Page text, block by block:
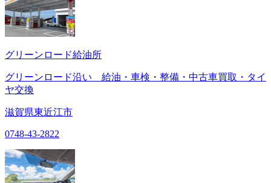
グリーンロード給油所
グリーンロード沿い 給油・車検・整備・中古車買取・タイ
ヤ交換
滋賀県東近江市
0748-43-2822